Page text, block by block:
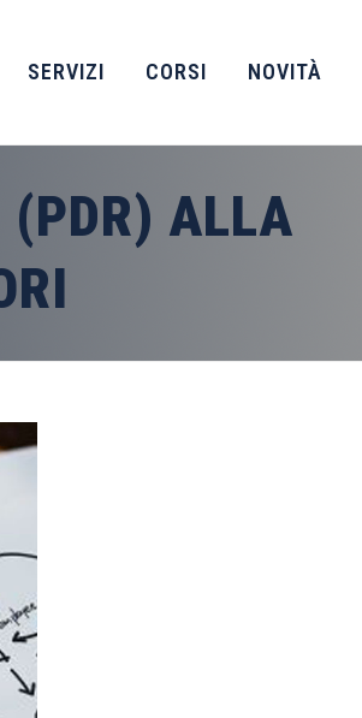
SERVIZI CORSI NOVITÀ
(PDR) ALLA